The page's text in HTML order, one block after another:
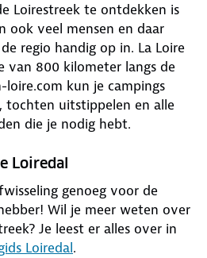
Loirestreek te ontdekken is
ook veel mensen en daar
regio handig op in. La Loire
van 800 kilometer langs de
kun je campings
tochten uitstippelen en alle
die je nodig hebt.
Loiredal
genoeg voor de
Wil je meer weten over
Je leest er alles over in
Loiredal.